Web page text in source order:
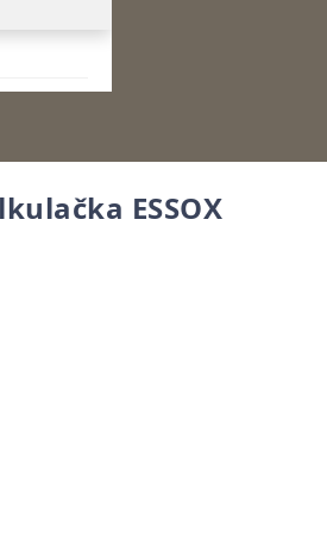
ESSOX